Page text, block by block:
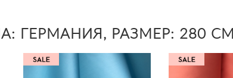
ГЕРМАНИЯ, РАЗМЕР: 280 CM